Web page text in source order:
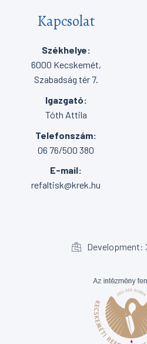
Kapcsolat
Székhelye:
6000 Kecskemét,
Szabadság tér 7.
Igazgató:
Tóth Attila
Telefonszám:
06 76/500 380
E-mail:
refaltisk@krek.hu
Development: